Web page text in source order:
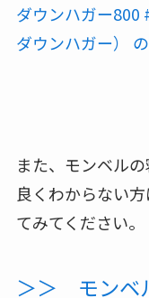
ダウンハガー800
ダウンハガー）
また、モンベル
良くわからない
てみてください。
＞＞ モンベ